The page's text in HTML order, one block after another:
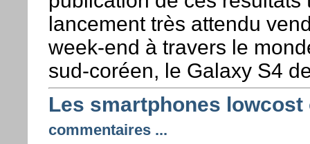
lancement très attendu
week-end à travers le
sud-coréen, le Galaxy S4
Les smartphones lowcost
commentaires ...